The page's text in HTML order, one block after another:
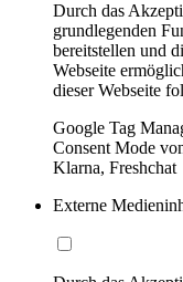
Durch das
grundlegenden
bereitstellen und
Webseite
dieser Webseite
Google Tag
Consent Mode
Klarna, Freshchat
Externe